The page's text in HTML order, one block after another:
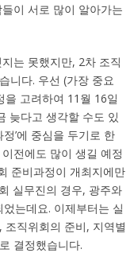
이 서로 많이 알아가는
는 못했지만, 2차 조직
니다. 우선 (가장 중요
을 고려하여 11월 16일
늦다고 생각할 수도 있
’에 중심을 두기로 한
전에도 많이 생길 예정
준비과정이 개최지에만
실무진의 경우, 광주와
는데요. 이제부터는 실
직위회의 준비, 지역별
결정했습니다.